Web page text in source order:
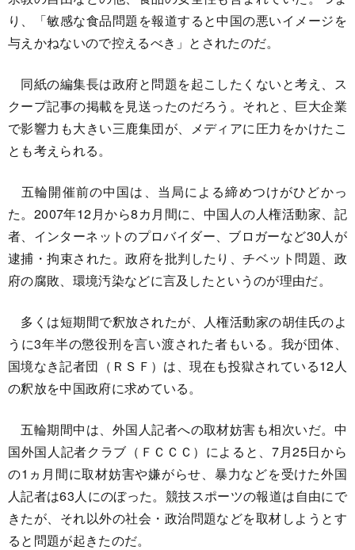
り、「敏感な食品問題を報道すると中国の悪いイメージを
与えかねないので控えるべき」とされたのだ。
同紙の編集長は政府と問題を起こしたくないと考え、ス
クープ記事の掲載を見送ったのだろう。それと、巨大企業
で影響力も大きい三鹿集団が、メディアに圧力をかけたこ
とも考えられる。
五輪開催前の中国は、当局による締めつけがひどかっ
た。2007年12月から8カ月間に、中国人の人権活動家、記
者、インターネットのプロバイダー、ブロガーなど30人が
逮捕・拘束された。政府を批判したり、チベット問題、政
府の腐敗、環境汚染などに言及したというのが理由だ。
多くは短期間で釈放されたが、人権活動家の胡佳氏のよ
うに3年半の懲役刑を言い渡された者もいる。我が団体、
国境なき記者団（ＲＳＦ）は、現在も投獄されている12人
の釈放を中国政府に求めている。
五輪期間中は、外国人記者への取材妨害も相次いだ。中
国外国人記者クラブ（ＦＣＣＣ）によると、7月25日から
の1ヵ月間に取材妨害や嫌がらせ、暴力などを受けた外国
人記者は63人にのぼった。競技スポーツの報道は自由にで
きたが、それ以外の社会・政治問題などを取材しようとす
ると問題が起きたのだ。